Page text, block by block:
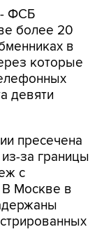
- ФСБ
более 20
в
которые
девяти
пресечена
за границы
с
В Москве в